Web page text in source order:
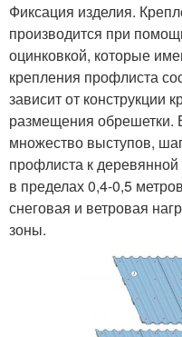
Фиксация изделия.
производится при
оцинковкой, которые
крепления профлиста
зависит от конструкции
размещения обрешетки.
множество выступов,
профлиста к
в пределах 0,4-0,5
снеговая и ветровая
зоны.